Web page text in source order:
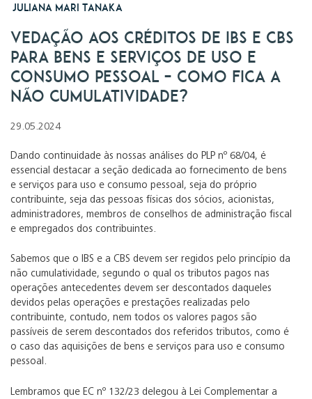
Juliana Mari Tanaka
Vedação aos créditos de IBS e CBS
para bens e serviços de uso e
consumo pessoal – Como fica a
Não cumulatividade?
29.05.2024
Dando continuidade às nossas análises do PLP nº 68/04, é
essencial destacar a seção dedicada ao fornecimento de bens
e serviços para uso e consumo pessoal, seja do próprio
contribuinte, seja das pessoas físicas dos sócios, acionistas,
administradores, membros de conselhos de administração fiscal
e empregados dos contribuintes.
Sabemos que o IBS e a CBS devem ser regidos pelo princípio da
não cumulatividade, segundo o qual os tributos pagos nas
operações antecedentes devem ser descontados daqueles
devidos pelas operações e prestações realizadas pelo
contribuinte, contudo, nem todos os valores pagos são
passíveis de serem descontados dos referidos tributos, como é
o caso das aquisições de bens e serviços para uso e consumo
pessoal.
Lembramos que EC nº 132/23 delegou à Lei Complementar a